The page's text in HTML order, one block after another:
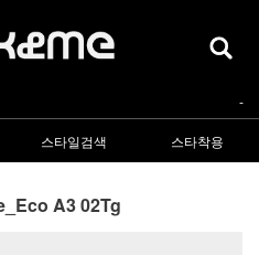
▲5
▲1
-
▲2
스타일검색 스타착용
A3 02Tg